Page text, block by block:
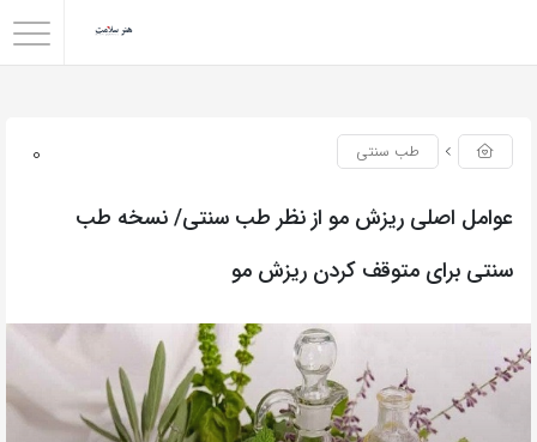
0 طب سنتی
عوامل اصلی ریزش مو از نظر طب سنتی/ نسخه طب
سنتی برای متوقف کردن ریزش مو